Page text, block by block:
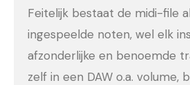
Feitelijk bestaat de midi-file
ingespeelde noten, wel elk
afzonderlijke en benoemde
zelf in een DAW o.a. volume,